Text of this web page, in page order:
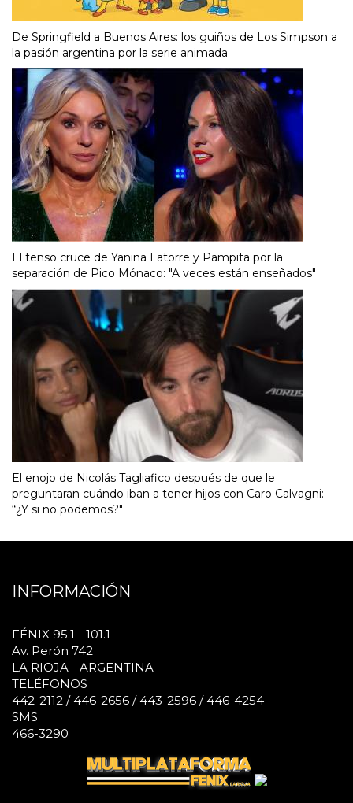
De Springfield a Buenos Aires: los guiños de Los Simpson a
la pasión argentina por la serie animada
El tenso cruce de Yanina Latorre y Pampita por la
separación de Pico Mónaco: "A veces están enseñados"
El enojo de Nicolás Tagliafico después de que le
preguntaran cuándo iban a tener hijos con Caro Calvagni:
“¿Y si no podemos?"
INFORMACIÓN
FÉNIX 95.1 - 101.1
Av. Perón 742
LA RIOJA - ARGENTINA
TELÉFONOS
442-2112 / 446-2656 / 443-2596 / 446-4254
SMS
466-3290